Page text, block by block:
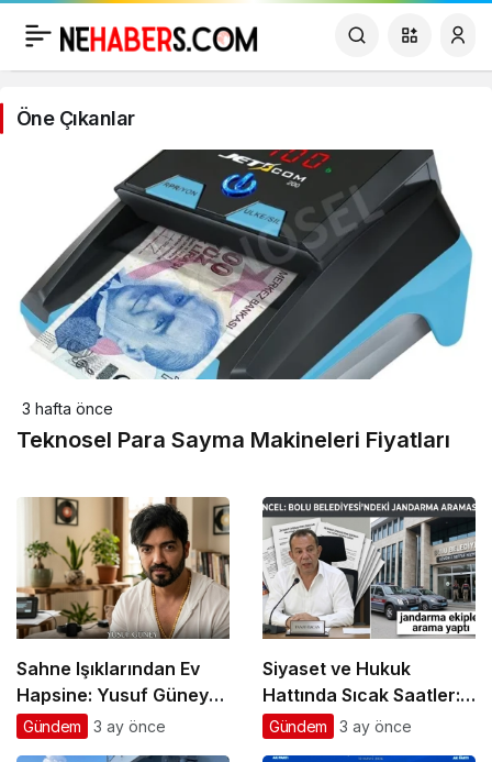
Öne Çıkanlar
3 hafta önce
Teknosel Para Sayma Makineleri Fiyatları
Sahne Işıklarından Ev
Hapsine: Yusuf Güney
Hakkında Tahliye Kararı
Gündem 3 ay önce
Siyaset ve Hukuk
Hattında Sıcak Saatler:
Bolu Belediyesi’nde
Gündem 3 ay önce